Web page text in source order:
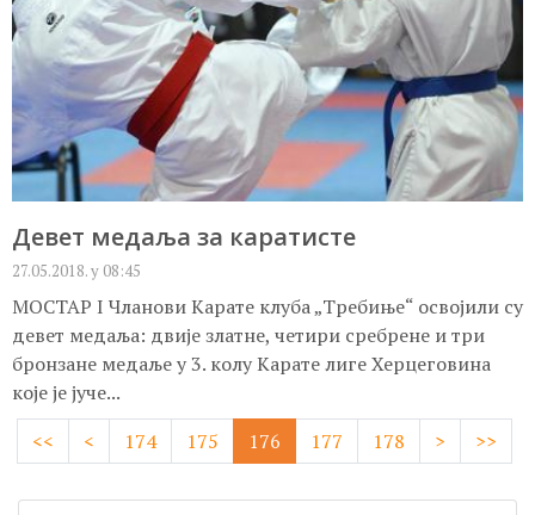
Девет медаља за каратисте
27.05.2018. у 08:45
МОСТАР I Чланови Карате клуба „Требиње“ освојили су
девет медаља: двије златне, четири сребрене и три
бронзане медаље у 3. колу Карате лиге Херцеговина
које је јуче...
<<
< 174 175 176 177 178 > >>